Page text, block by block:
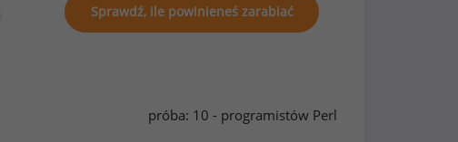
Sprawdź, ile powinieneś zarabiać
próba: 10 - programistów Perl